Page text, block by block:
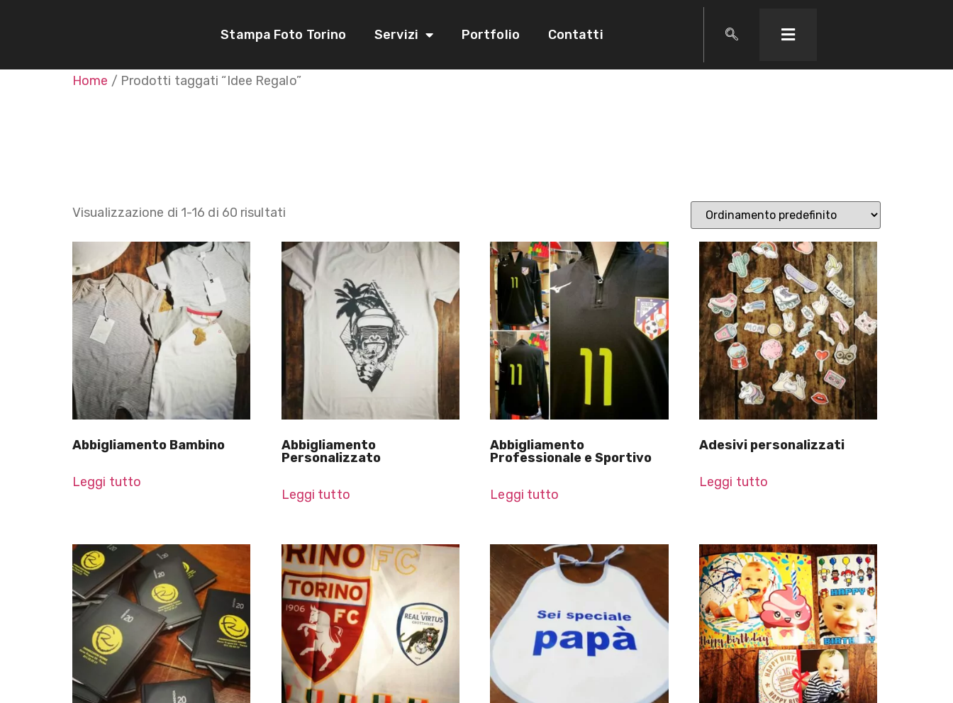
Stampa Foto Torino Servizi Portfolio Contatti
Home / Prodotti taggati “Idee Regalo”
Visualizzazione di 1-16 di 60 risultati
Abbigliamento Bambino
Leggi tutto
Abbigliamento
Personalizzato
Leggi tutto
Abbigliamento
Professionale e Sportivo
Leggi tutto
Adesivi personalizzati
Leggi tutto